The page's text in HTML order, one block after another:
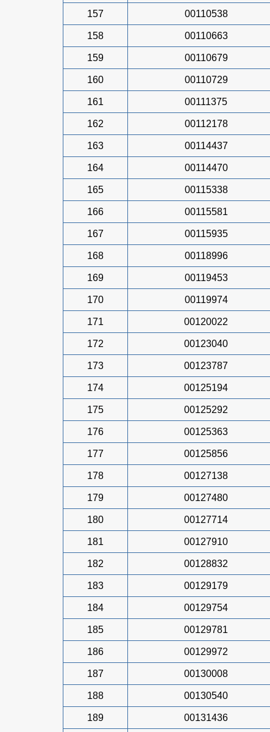
157 00110538
158 00110663
159 00110679
160 00110729
161 00111375
162 00112178
163 00114437
164 00114470
165 00115338
166 00115581
167 00115935
168 00118996
169 00119453
170 00119974
171 00120022
172 00123040
173 00123787
174 00125194
175 00125292
176 00125363
177 00125856
178 00127138
179 00127480
180 00127714
181 00127910
182 00128832
183 00129179
184 00129754
185 00129781
186 00129972
187 00130008
188 00130540
189 00131436